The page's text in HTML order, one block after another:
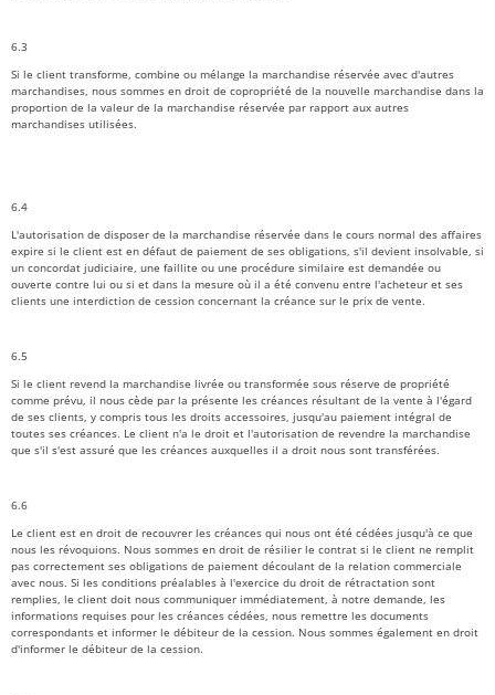
6.3
Si le client transforme, combine ou mélange la marchandise réservée avec d'autres
marchandises, nous sommes en droit de copropriété de la nouvelle marchandise dans la
proportion de la valeur de la marchandise réservée par rapport aux autres
marchandises utilisées.
6.4
L'autorisation de disposer de la marchandise réservée dans le cours normal des affaires
expire si le client est en défaut de paiement de ses obligations, s'il devient insolvable, si
un concordat judiciaire, une faillite ou une procédure similaire est demandée ou
ouverte contre lui ou si et dans la mesure où il a été convenu entre l'acheteur et ses
clients une interdiction de cession concernant la créance sur le prix de vente.
6.5
Si le client revend la marchandise livrée ou transformée sous réserve de propriété
comme prévu, il nous cède par la présente les créances résultant de la vente à l'égard
de ses clients, y compris tous les droits accessoires, jusqu'au paiement intégral de
toutes ses créances. Le client n'a le droit et l'autorisation de revendre la marchandise
que s'il s'est assuré que les créances auxquelles il a droit nous sont transférées.
6.6
Le client est en droit de recouvrer les créances qui nous ont été cédées jusqu'à ce que
nous les révoquions. Nous sommes en droit de résilier le contrat si le client ne remplit
pas correctement ses obligations de paiement découlant de la relation commerciale
avec nous. Si les conditions préalables à l'exercice du droit de rétractation sont
remplies, le client doit nous communiquer immédiatement, à notre demande, les
informations requises pour les créances cédées, nous remettre les documents
correspondants et informer le débiteur de la cession. Nous sommes également en droit
d'informer le débiteur de la cession.